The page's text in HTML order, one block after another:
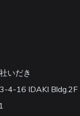
いだき
4-16 IDAKI Bldg.2F